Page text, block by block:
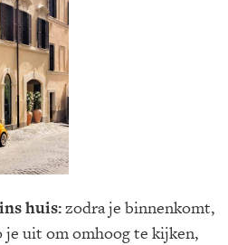
huis:zodra je binnenkomt,
uit om omhoog te kijken,